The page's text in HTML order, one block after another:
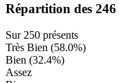
Répartition des 246
Sur250 présents
Très Bien (58.0%)
Bien (32.4%)
Assez